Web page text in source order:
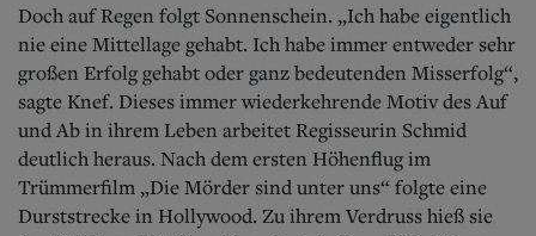
Doch auf Regen folgt Sonnenschein. „Ich habe eigentlich
nie eine Mittellage gehabt. Ich habe immer entweder sehr
großen Erfolg gehabt oder ganz bedeutenden Misserfolg“,
sagte Knef. Dieses immer wiederkehrende Motiv des Auf
und Ab in ihrem Leben arbeitet Regisseurin Schmid
deutlich heraus. Nach dem ersten Höhenflug im
Trümmerfilm „Die Mörder sind unter uns“ folgte eine
Durststrecke in Hollywood. Zu ihrem Verdruss hieß sie